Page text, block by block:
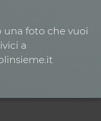
foto che vuoi
a